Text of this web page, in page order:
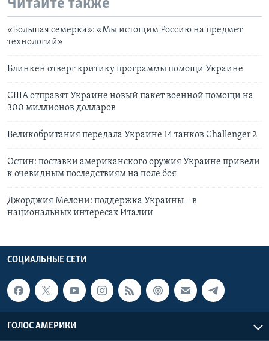
Читайте также
«Большая семерка»: «Мы истощим Россию на предмет
технологий»
Блинкен отверг критику программы помощи Украине
США отправят Украине новый пакет военной помощи на
300 миллионов долларов
Великобритания передала Украине 14 танков Challenger 2
Остин: поставки американского оружия Украине привели
к очевидным последствиям на поле боя
Джорджия Мелони: поддержка Украины – в
национальных интересах Италии
СОЦИАЛЬНЫЕ СЕТИ
ГОЛОС АМЕРИКИ